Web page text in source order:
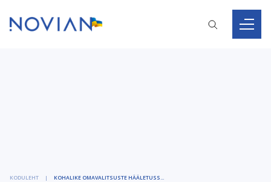
KODULEHT KOHALIKE OMAVALITSUSTE HÄÄLETUSSÜSTEEM VOLIS